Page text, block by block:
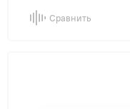
Сравнить